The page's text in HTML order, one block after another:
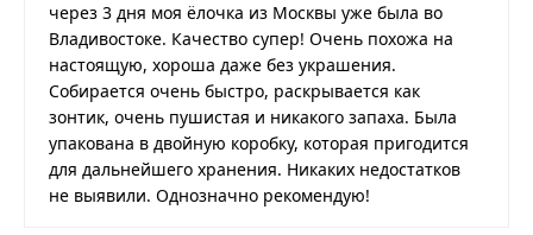
через 3 дня моя ёлочка из Москвы уже была во
Владивостоке. Качество супер! Очень похожа на
настоящую, хороша даже без украшения.
Собирается очень быстро, раскрывается как
зонтик, очень пушистая и никакого запаха. Была
упакована в двойную коробку, которая пригодится
для дальнейшего хранения. Никаких недостатков
не выявили. Однозначно рекомендую!